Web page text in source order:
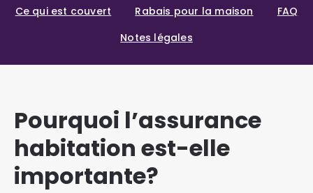
Ce qui est couvert
Rabais pour la maison
FAQ
Notes légales
Pourquoi l’assurance
habitation est-elle
importante?